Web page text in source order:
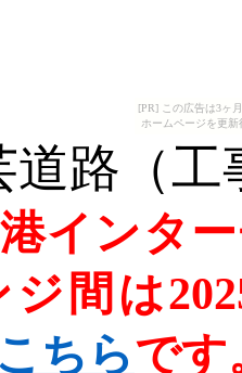
[PR] この広告は3ヶ
ホームページを更
道路（
インタ
ジ間は
こちらです